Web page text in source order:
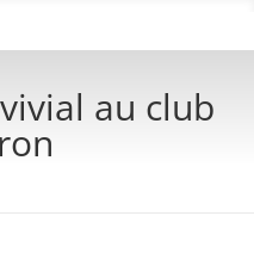
au club